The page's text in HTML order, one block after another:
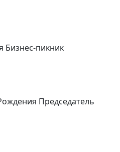
Бизнес-пикник
Председатель